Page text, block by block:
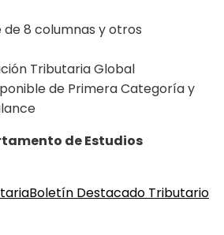
8 columnas y otros
Tributaria Global
de Primera Categoría y
de Estudios
Boletín Destacado Tributario